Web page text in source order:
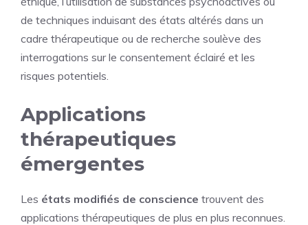
de techniques induisant des états altérés dans un
cadre thérapeutique ou de recherche soulève des
interrogations sur le consentement éclairé et les
risques potentiels.
Applications
thérapeutiques
émergentes
Les états modifiés de conscience trouvent des
applications thérapeutiques de plus en plus reconnues.